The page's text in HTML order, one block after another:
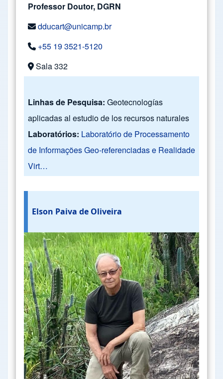
Professor Doutor, DGRN
dducart@unicamp.br
+55 19 3521-5120
Sala 332
Linhas de Pesquisa: Geotecnologías
aplicadas al estudio de los recursos naturales
Laboratórios: Laboratório de Processamento
de Informações Geo-referenciadas e Realidade
Virt…
Elson Paiva de Oliveira